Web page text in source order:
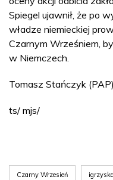
Spiegel ujawnił, że po
władze niemieckiej
Czarnym Wrześniem,
w Niemczech.
Tomasz Stańczyk (PAP)
ts/ mjs/
Czarny Wrzesień